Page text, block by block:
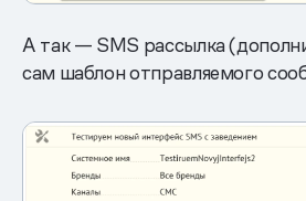
А так — SMS рассылка
сам шаблон отправляемого